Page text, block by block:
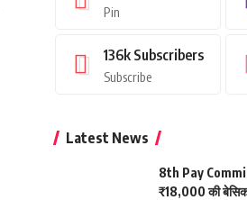
Pin
136k Subscribers
Subscribe
Latest News
8th Pay
₹18,000 की